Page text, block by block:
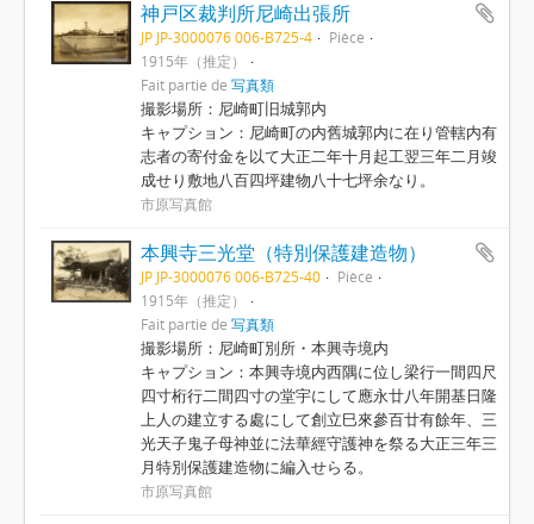
神戸区裁判所尼崎出張所
JP JP-3000076 006-B725-4
Pièce
1915年（推定）
Fait partie de 写真類
撮影場所：尼崎町旧城郭内
キャプション：尼崎町の内舊城郭内に在り管轄内有
志者の寄付金を以て大正二年十月起工翌三年二月竣
成せり敷地八百四坪建物八十七坪余なり。
市原写真館
本興寺三光堂（特別保護建造物）
JP JP-3000076 006-B725-40
Pièce
1915年（推定）
Fait partie de 写真類
撮影場所：尼崎町別所・本興寺境内
キャプション：本興寺境内西隅に位し梁行一間四尺
四寸桁行二間四寸の堂宇にして應永廿八年開基日隆
上人の建立する處にして創立巳來參百廿有餘年、三
光天子鬼子母神並に法華經守護神を祭る大正三年三
月特別保護建造物に編入せらる。
市原写真館